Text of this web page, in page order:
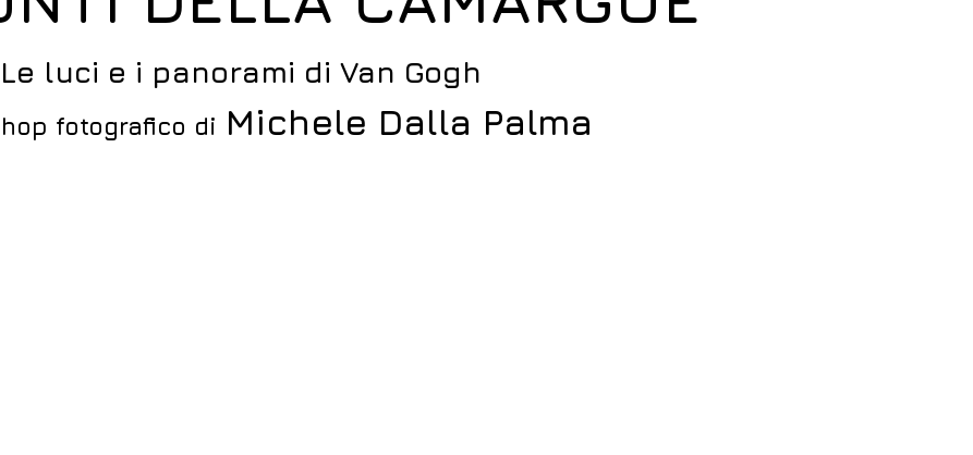
Le luci e i panorami di Van Gogh
fotografico di Michele Dalla Palma